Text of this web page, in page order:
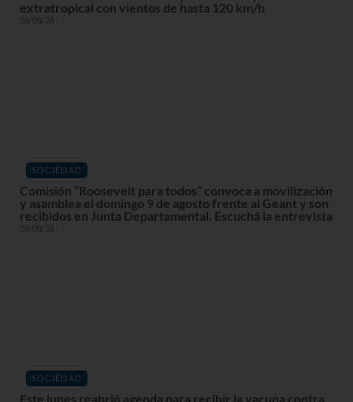
extratropical con vientos de hasta 120 km/h
06/08/26
SOCIEDAD
Comisión “Roosevelt para todos” convoca a movilización
y asamblea el domingo 9 de agosto frente al Geant y son
recibidos en Junta Departamental. Escuchá la entrevista
05/08/26
SOCIEDAD
Este lunes reabrió agenda para recibir la vacuna contra